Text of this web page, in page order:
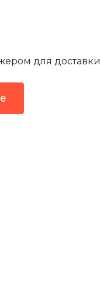
для доставки